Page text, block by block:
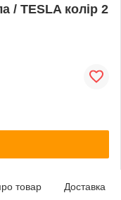
/ TESLA колір 2
товар Доставка